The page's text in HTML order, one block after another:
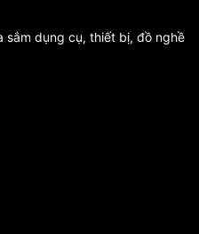
sắm dụng cụ, thiết bị, đồ nghề